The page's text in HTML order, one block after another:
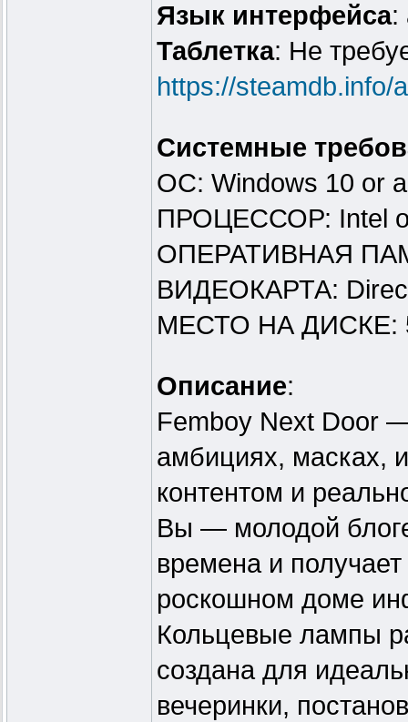
Язык интерфейса:
Таблeтка: Не
https://steamdb.info/
Системные
ОС: Windows 10 or
ПРОЦЕССОР: Intel
ОПЕРАТИВНАЯ
ВИДЕОКАРТА:
МЕСТО НА ДИСКЕ:
Описание:
Femboy Next Door
амбициях, масках,
контентом и
Вы — молодой
времена и
роскошном доме
Кольцевые лампы
создана для
вечеринки,